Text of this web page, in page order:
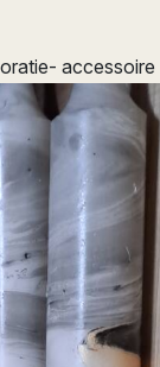
accessoire